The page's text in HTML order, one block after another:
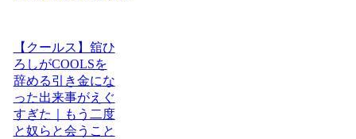
【クールス】舘ひ
ろしがCOOLSを
辞める引き金にな
った出来事がえぐ
すぎた｜もう二度
と奴らと会うこと